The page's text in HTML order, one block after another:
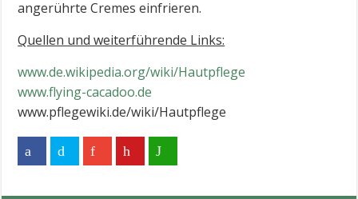
angerührte Cremes einfrieren.
Quellen und weiterführende Links:
www.de.wikipedia.org/wiki/Hautpflege
www.flying-cacadoo.de
www.pflegewiki.de/wiki/Hautpflege